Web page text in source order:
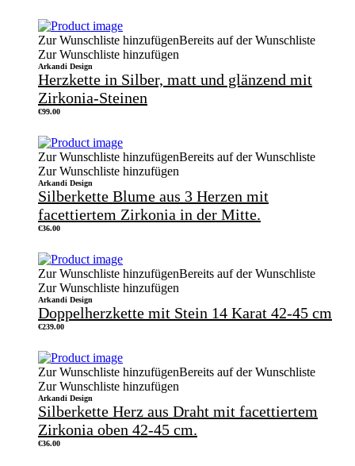
Zur Wunschliste hinzufügenBereits auf der Wunschliste
Zur Wunschliste hinzufügen
Arkandi Design
Herzkette in Silber, matt und glänzend mit
Zirkonia-Steinen
€99.00
Zur Wunschliste hinzufügenBereits auf der Wunschliste
Zur Wunschliste hinzufügen
Arkandi Design
Silberkette Blume aus 3 Herzen mit
facettiertem Zirkonia in der Mitte.
€36.00
Zur Wunschliste hinzufügenBereits auf der Wunschliste
Zur Wunschliste hinzufügen
Arkandi Design
Doppelherzkette mit Stein 14 Karat 42-45 cm
€239.00
Zur Wunschliste hinzufügenBereits auf der Wunschliste
Zur Wunschliste hinzufügen
Arkandi Design
Silberkette Herz aus Draht mit facettiertem
Zirkonia oben 42-45 cm.
€36.00